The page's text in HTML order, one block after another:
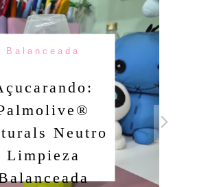
Balanceada
Neutro
Limpieza